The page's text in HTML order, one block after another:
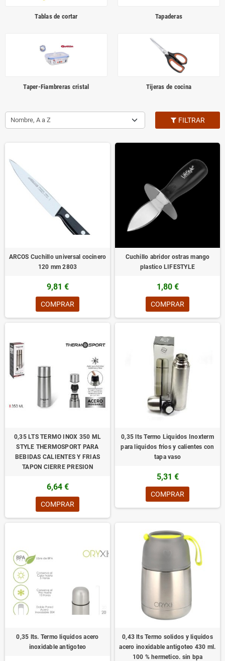
Tablas de cortar Tapaderas
Taper-Fiambreras cristal Tijeras de cocina
Nombre, A a Z FILTRAR
ARCOS Cuchillo universal cocinero
120 mm 2803
9,81 €
COMPRAR
Cuchillo abridor ostras mango
plastico LIFESTYLE
1,80 €
COMPRAR
0,35 LTS TERMO INOX 350 ML
STYLE THERMOSPORT PARA
BEBIDAS CALIENTES Y FRIAS
TAPON CIERRE PRESION
6,64 €
COMPRAR
0,35 lts Termo Liquidos Inoxterm
para liquidos frios y calientes con
tapa vaso
5,31 €
COMPRAR
0,35 lts. Termo liquidos acero
inoxidable antigoteo
0,43 lts Termo solidos y liquidos
acero inoxidable antigoteo 430 ml.
100 % hermetico. sin bpa